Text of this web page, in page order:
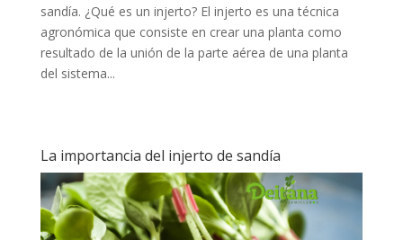
sandía. ¿Qué es un injerto? El injerto es una técnica
agronómica que consiste en crear una planta como
resultado de la unión de la parte aérea de una planta
del sistema...
La importancia del injerto de sandía